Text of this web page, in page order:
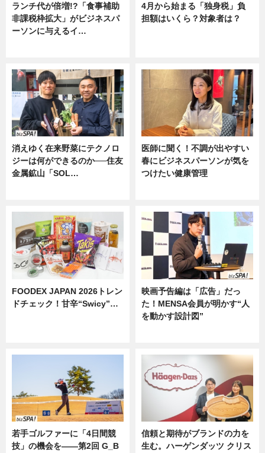
ランチ代が倍増!?「食事補助
非課税枠拡大」がビジネスパ
ーソンに与えるイ…
4月から始まる「独身税」負
担額はいくら？対象者は？
消えゆく在来野菜にテクノロ
ジーは何ができるのか──住友
金属鉱山「SOL…
医師に聞く！不調が出やすい
春にビジネスパーソンが気を
つけたい健康管理
FOODEX JAPAN 2026トレン
ドチェック！甘辛“Swicy”…
映画予告編は「広告」だっ
た！MENSA会員が明かす“人
を動かす設計図”
若手ゴルファーに「4日間競
技」の機会を——第2回 G_B
信頼と期待がブランドの力を
生む。ハーゲンダッツ クリス